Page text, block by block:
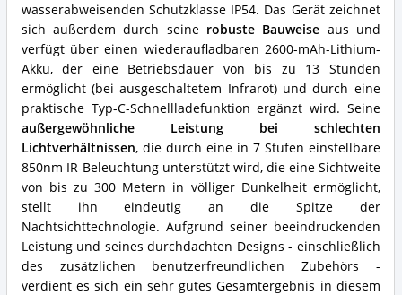
wasserabweisenden Schutzklasse IP54. Das Gerät zeichnet
sich außerdem durch seine robuste Bauweise aus und
verfügt über einen wiederaufladbaren 2600-mAh-Lithium-
Akku, der eine Betriebsdauer von bis zu 13 Stunden
ermöglicht (bei ausgeschaltetem Infrarot) und durch eine
praktische Typ-C-Schnellladefunktion ergänzt wird. Seine
außergewöhnliche Leistung bei schlechten
Lichtverhältnissen, die durch eine in 7 Stufen einstellbare
850nm IR-Beleuchtung unterstützt wird, die eine Sichtweite
von bis zu 300 Metern in völliger Dunkelheit ermöglicht,
stellt ihn eindeutig an die Spitze der
Nachtsichttechnologie. Aufgrund seiner beeindruckenden
Leistung und seines durchdachten Designs - einschließlich
des zusätzlichen benutzerfreundlichen Zubehörs -
verdient es sich ein sehr gutes Gesamtergebnis in diesem